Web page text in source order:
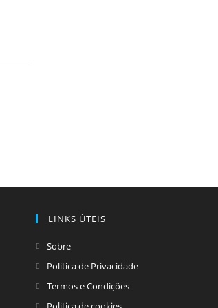
LINKS ÚTEIS
Sobre
Politica de Privacidade
Termos e Condições